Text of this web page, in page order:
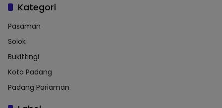
Kategori
Pasaman
Solok
Bukittingi
Kota Padang
Padang Pariaman